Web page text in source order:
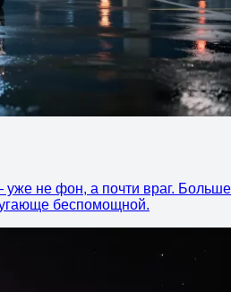
не фон, а почти враг. Больше
беспомощной.